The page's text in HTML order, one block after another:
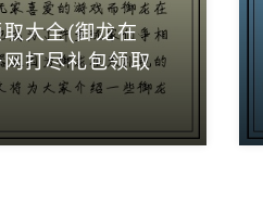
大全(御龙在
打尽礼包领取